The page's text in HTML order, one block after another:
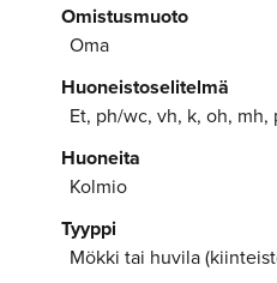
Omistusmuoto
Oma
Huoneistoselitelmä
Et, ph/wc, vh, k, oh, mh,
Huoneita
Kolmio
Tyyppi
Mökki tai huvila